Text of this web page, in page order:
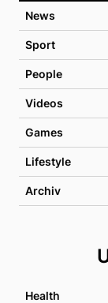
News
Sport
People
Videos
Games
Lifestyle
Archiv
Health